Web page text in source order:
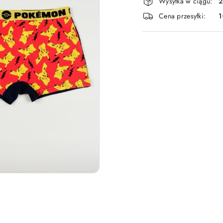
i
dostawa
Cena przesyłki: